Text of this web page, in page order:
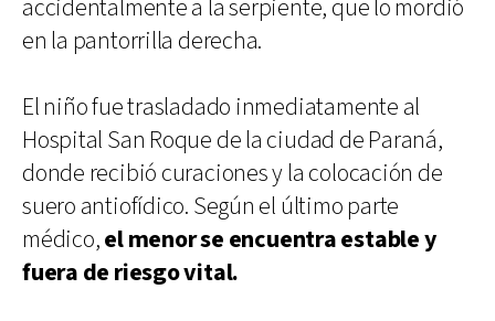
accidentalmente a la serpiente, que lo mordió
en la pantorrilla derecha.
El niño fue trasladado inmediatamente al
Hospital San Roque de la ciudad de Paraná,
donde recibió curaciones y la colocación de
suero antiofídico. Según el último parte
médico,el menor se encuentra estable y
fuera de riesgo vital.